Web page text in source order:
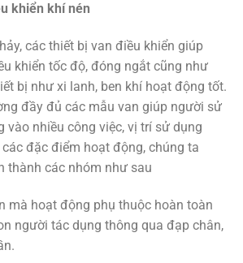
khiển khí nén
các thiết bị van điều khiển giúp
khiển tốc độ, đóng ngắt cũng như
bị như xi lanh, ben khí hoạt động tốt.
đầy đủ các mẫu van giúp người sử
vào nhiều công việc, vị trí sử dụng
đặc điểm hoạt động, chúng ta
thành các nhóm như sau
mà hoạt động phụ thuộc hoàn toàn
người tác dụng thông qua đạp chân,